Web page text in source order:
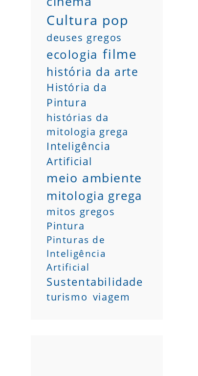
Cultura pop
deuses gregos
ecologia filme
história da arte
História da
Pintura
histórias da
mitologia grega
Inteligência
Artificial
meio ambiente
mitologia grega
mitos gregos
Pintura
Pinturas de
Inteligência
Artificial
Sustentabilidade
turismo viagem